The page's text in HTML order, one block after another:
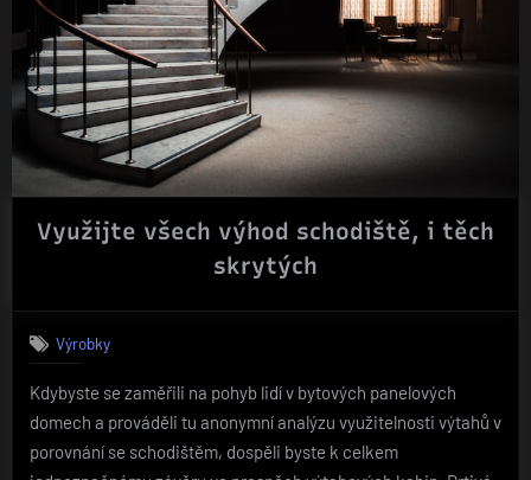
Využijte všech výhod schodiště, i těch
skrytých
Výrobky
Kdybyste se zaměřili na pohyb lidí v bytových panelových
domech a prováděli tu anonymní analýzu využitelnosti výtahů v
porovnání se schodištěm, dospěli byste k celkem